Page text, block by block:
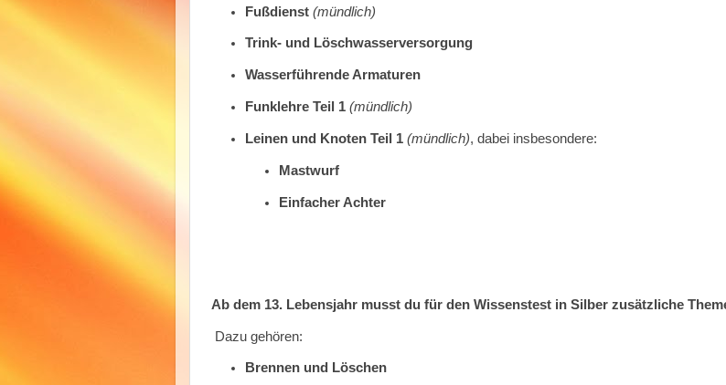
Fußdienst (mündlich)
Trink- und Löschwasserversorgung
Wasserführende Armaturen
Funklehre Teil 1 (mündlich)
Leinen und Knoten Teil 1 (mündlich), dabei insbesondere:
Mastwurf
Einfacher Achter
Ab dem 13. Lebensjahr musst du für den Wissenstest in Silber zusätzliche
Dazu gehören:
Brennen und Löschen